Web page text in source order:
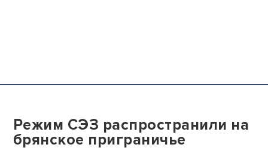
Режим СЭЗ распространили на
брянское приграничье